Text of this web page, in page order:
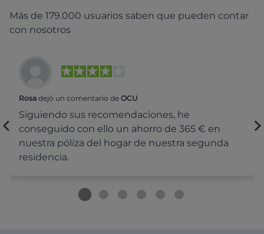
Más de 179.000 usuarios saben que pueden contar
con nosotros
Rosa dejó un comentario de OCU
Siguiendo sus recomendaciones, he
conseguido con ello un ahorro de 365 € en
nuestra póliza del hogar de nuestra segunda
residencia.